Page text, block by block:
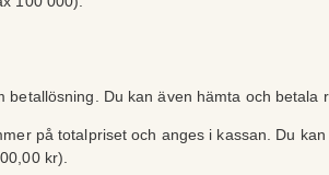
betallösning. Du kan även hämta och betala
på totalpriset och anges i kassan. Du kan
kr).